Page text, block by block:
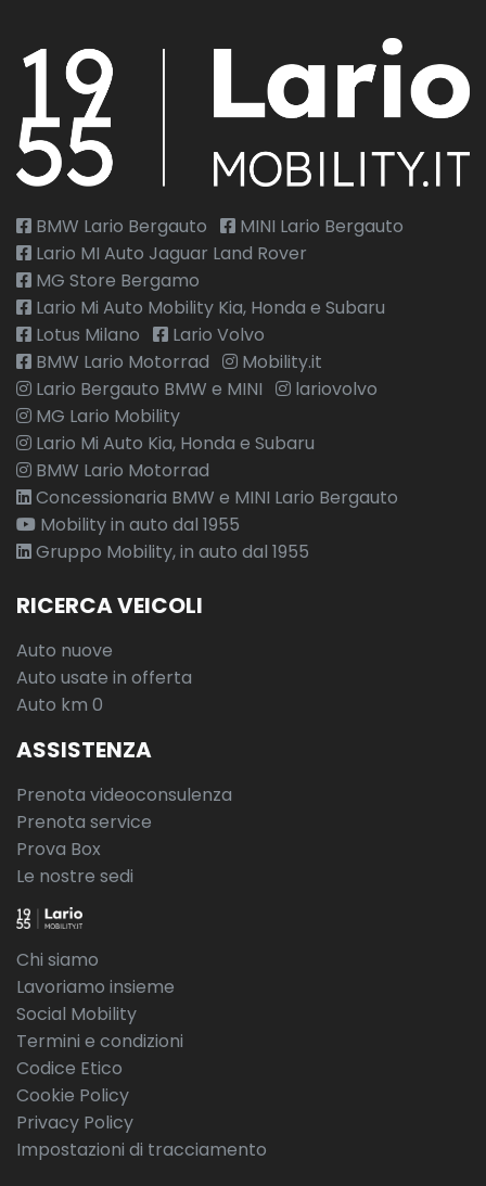
BMW Lario Bergauto
MINI Lario Bergauto
Lario MI Auto Jaguar Land Rover
MG Store Bergamo
Lario Mi Auto Mobility Kia, Honda e Subaru
Lotus Milano
Lario Volvo
BMW Lario Motorrad
Mobility.it
Lario Bergauto BMW e MINI
lariovolvo
MG Lario Mobility
Lario Mi Auto Kia, Honda e Subaru
BMW Lario Motorrad
Concessionaria BMW e MINI Lario Bergauto
Mobility in auto dal 1955
Gruppo Mobility, in auto dal 1955
RICERCA VEICOLI
Auto nuove
Auto usate in offerta
Auto km 0
ASSISTENZA
Prenota videoconsulenza
Prenota service
Prova Box
Le nostre sedi
Chi siamo
Lavoriamo insieme
Social Mobility
Termini e condizioni
Codice Etico
Cookie Policy
Privacy Policy
Impostazioni di tracciamento